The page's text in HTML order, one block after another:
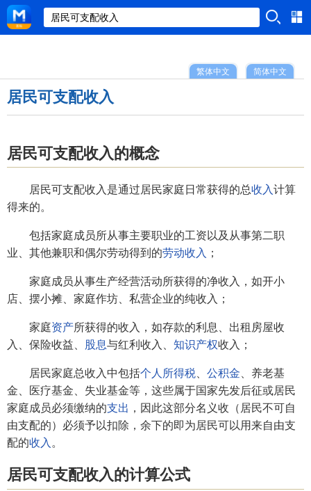
简体中文
繁体中文
居民可支配收入
居民可支配收入的概念
居民可支配收入是通过居民家庭日常获得的总收入计算
得来的。
包括家庭成员所从事主要职业的工资以及从事第二职
业、其他兼职和偶尔劳动得到的劳动收入 ；
家庭成员从事生产经营活动所获得的净收入，如开小
店、摆小摊、家庭作坊、私营企业的纯收入；
家庭资产所获得的收入，如存款的利息、出租房屋收
入、保险收益、
股息与红利收入、 知识产权收入；
居民家庭总收入中包括个人所得税 公积金 、养老基
金、医疗基金、失业基金等，这些属于国家先发后征或居民
家庭成员必须缴纳的支出 ，因此这部分名义收（居民不可自
由支配的）必须予以扣除，余下的即为居民可以用来自由支
配的收入 。
居民可支配收入的计算公式